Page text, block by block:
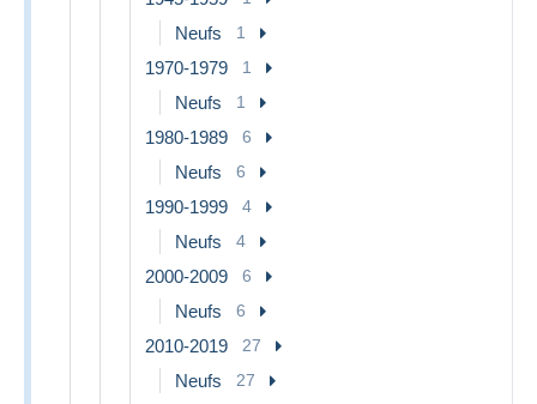
Neufs 1
1970-1979 1
Neufs 1
1980-1989 6
Neufs 6
1990-1999 4
Neufs 4
2000-2009 6
Neufs 6
2010-2019 27
Neufs 27